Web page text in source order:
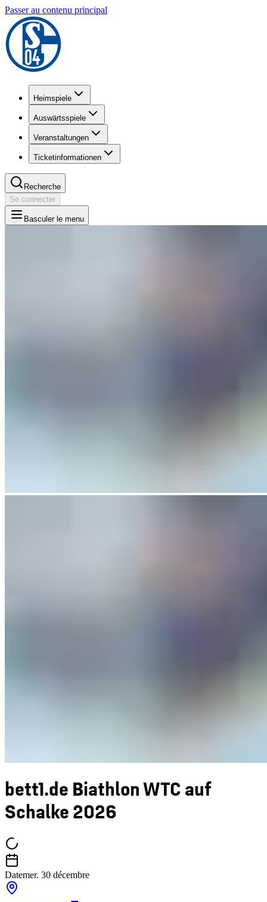
Passer au contenu principal
Heimspiele
Auswärtsspiele
Veranstaltungen
Ticketinformationen
Recherche
Se connecter
Basculer le menu
bett1.de Biathlon WTC auf
Schalke 2026
Datemer. 30 décembre